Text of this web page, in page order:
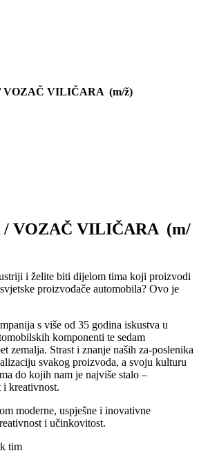
VOZAČ VILIČARA (m/ž)
/ VOZAČ VILIČARA (m/
i želite biti dijelom tima koji proizvodi
proizvođače automobila? Ovo je
s više od 35 godina iskustva u
komponenti te sedam
zemalja. Strast i znanje naših za-poslenika
svakog proizvoda, a svoju kulturu
do kojih nam je najviše stalo –
i kreativnost.
moderne, uspješne i inovativne
i učinkovitost.
tim